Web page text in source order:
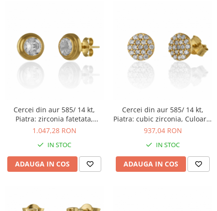
Cercei din aur 585/ 14 kt,
Piatra: zirconia fatetata,
Culoare: transparenta
1.047,28 RON
IN STOC
ADAUGA IN COS
Cercei din aur 585/ 14 kt,
Piatra: cubic zirconia, Culoare:
transparenta
937,04 RON
IN STOC
ADAUGA IN COS